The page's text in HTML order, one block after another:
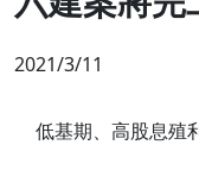
2021/3/11
低基期、高股息殖